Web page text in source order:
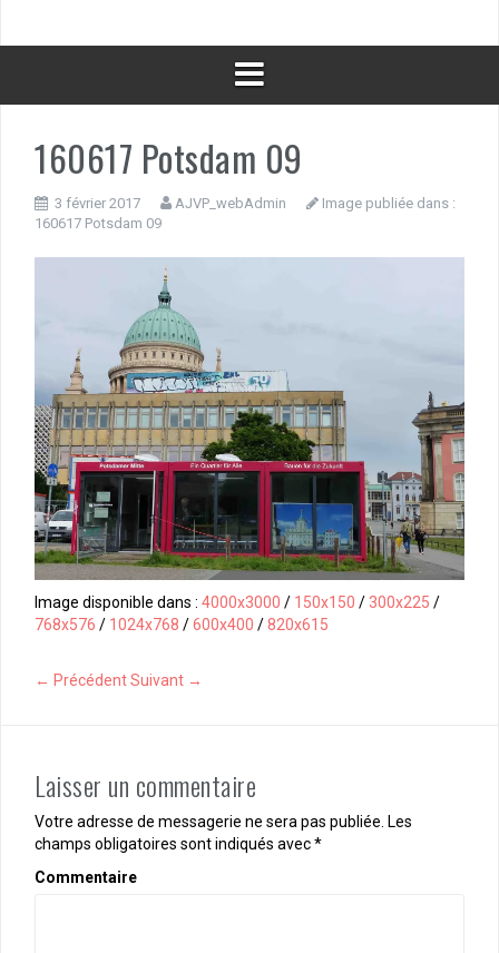
160617 Potsdam 09
3 février 2017 AJVP_webAdmin
Image publiée dans :
160617 Potsdam 09
Image disponible dans : 4000x3000 / 150x150 / 300x225 /
768x576 / 1024x768 /600x400 /820x615
← PrécédentSuivant →
Laisser un commentaire
Votre adresse de messagerie ne sera pas publiée. Les
champs obligatoires sont indiqués avec*
Commentaire